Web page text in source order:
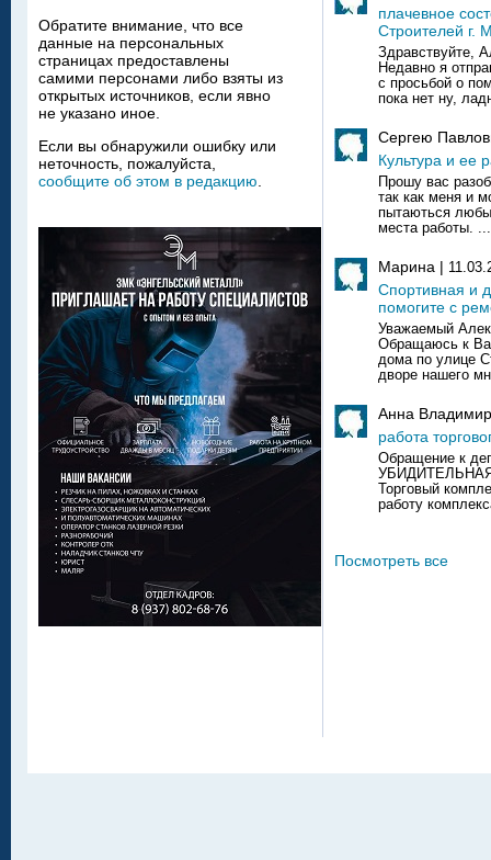
плачевное
Строителей г.
Здравствуйте,
Недавно я
с просьбой о
пока нет ну,
Сергею
Культура и ее
Прошу вас
так как меня и
пытаються
места работы. ...
Марина |
Спортивная и
помогите с
Уважаемый
Обращаюсь к
дома по улице
дворе нашего
Анна
работа
Обращение к
Торговый
работу
Посмотреть все
Обратите внимание, что все
данные на персональных
страницах предоставлены
самими персонами либо взяты из
открытых источников, если явно
не указано иное.
Если вы обнаружили ошибку или
неточность, пожалуйста,
сообщите об этом в редакцию